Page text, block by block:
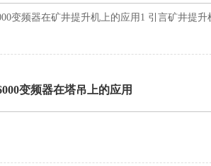
变频器在矿井提升机上的应用1 引言矿井提
变频器在塔吊上的应用